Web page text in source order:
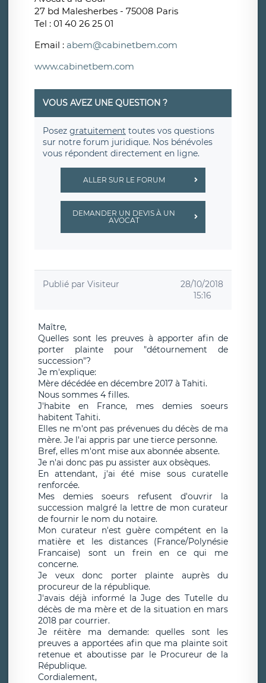
27 bd Malesherbes - 75008 Paris
Tel : 01 40 26 25 01
Email : abem@cabinetbem.com
www.cabinetbem.com
VOUS AVEZ UNE QUESTION ?
Posez gratuitement toutes vos questions
sur notre forum juridique. Nos bénévoles
vous répondent directement en ligne.
ALLER SUR LE FORUM
DEMANDER UN DEVIS À UN
AVOCAT
Publié par Visiteur
28/10/2018
15:16
Maître,
Quelles sont les preuves à apporter afin de
porter plainte pour "détournement de
succession"?
Je m'explique:
Mère décédée en décembre 2017 à Tahiti.
Nous sommes 4 filles.
J'habite en France, mes demies soeurs
habitent Tahiti.
Elles ne m'ont pas prévenues du décès de ma
mère. Je l'ai appris par une tierce personne.
Bref, elles m'ont mise aux abonnée absente.
Je n'ai donc pas pu assister aux obsèques.
En attendant, j'ai été mise sous curatelle
renforcée.
Mes demies soeurs refusent d'ouvrir la
succession malgré la lettre de mon curateur
de fournir le nom du notaire.
Mon curateur n'est guère compétent en la
matière et les distances (France/Polynésie
Francaise) sont un frein en ce qui me
concerne.
Je veux donc porter plainte auprès du
procureur de la république.
J'avais déjà informé la Juge des Tutelle du
décès de ma mère et de la situation en mars
2018 par courrier.
Je réitère ma demande: quelles sont les
preuves a apportées afin que ma plainte soit
retenue et aboutisse par le Procureur de la
République.
Cordialement,